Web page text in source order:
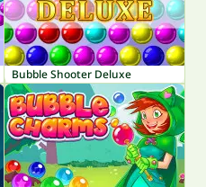
Bubble Shooter Deluxe